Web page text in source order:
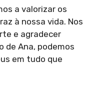
a valorizar os
à nossa vida. Nos
e agradecer
de Ana, podemos
em tudo que